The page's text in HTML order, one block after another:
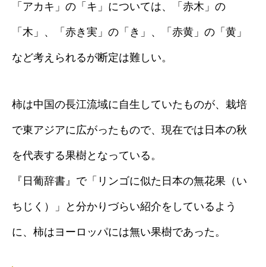
「アカキ」の「キ」については、「赤木」の
「木」、「赤き実」の「き」、「赤黄」の「黄」
など考えられるが断定は難しい。
柿は中国の長江流域に自生していたものが、栽培
で東アジアに広がったもので、現在では日本の秋
を代表する果樹となっている。
『日葡辞書』で「リンゴに似た日本の無花果（い
ちじく）」と分かりづらい紹介をしているよう
に、柿はヨーロッパには無い果樹であった。